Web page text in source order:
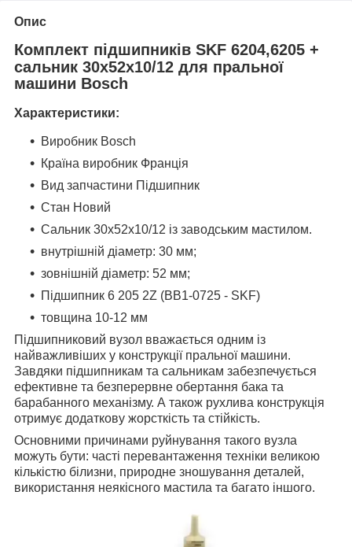
Опис
Комплект підшипників SKF 6204,6205 +
сальник 30x52x10/12 для пральної
машини Bosch
Характеристики:
Виробник Bosch
Країна виробник Франція
Вид запчастини Підшипник
Стан Новий
Сальник 30x52x10/12 із заводським мастилом.
внутрішній діаметр: 30 мм;
зовнішній діаметр: 52 мм;
Підшипник 6 205 2Z (BB1-0725 - SKF)
товщина 10-12 мм
Підшипниковий вузол вважається одним із
найважливіших у конструкції пральної машини.
Завдяки підшипникам та сальникам забезпечується
ефективне та безперервне обертання бака та
барабанного механізму. А також рухлива конструкція
отримує додаткову жорсткість та стійкість.
Основними причинами руйнування такого вузла
можуть бути: часті перевантаження техніки великою
кількістю білизни, природне зношування деталей,
використання неякісного мастила та багато іншого.